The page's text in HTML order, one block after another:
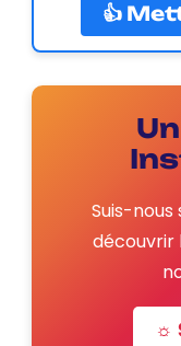
👍
Suis-
découvrir
☼